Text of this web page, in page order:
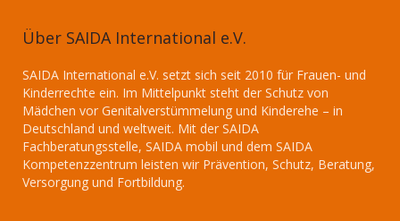
Über SAIDA International e.V.
SAIDA International e.V. setzt sich seit 2010 für Frauen- und
Kinderrechte ein. Im Mittelpunkt steht der Schutz von
Mädchen vor Genitalverstümmelung und Kinderehe – in
Deutschland und weltweit. Mit der SAIDA
Fachberatungsstelle, SAIDA mobil und dem SAIDA
Kompetenzzentrum leisten wir Prävention, Schutz, Beratung,
Versorgung und Fortbildung.